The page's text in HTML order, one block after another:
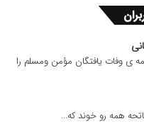
ی وفات یافتگان مؤمن ومسلم را
همه رو خوند که...